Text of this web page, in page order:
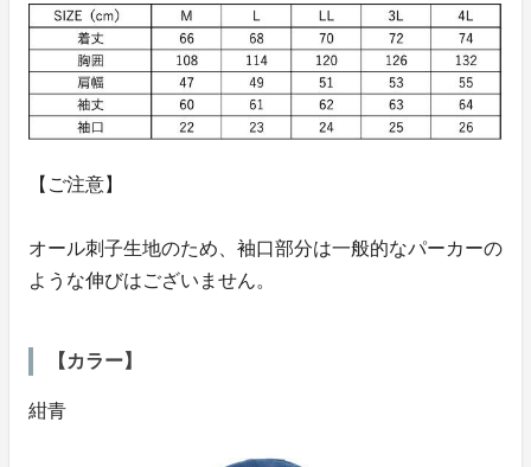
【ご注意】
オール刺子生地のため、袖口部分は一般的なパーカーの
ような伸びはございません。
【カラー】
紺青